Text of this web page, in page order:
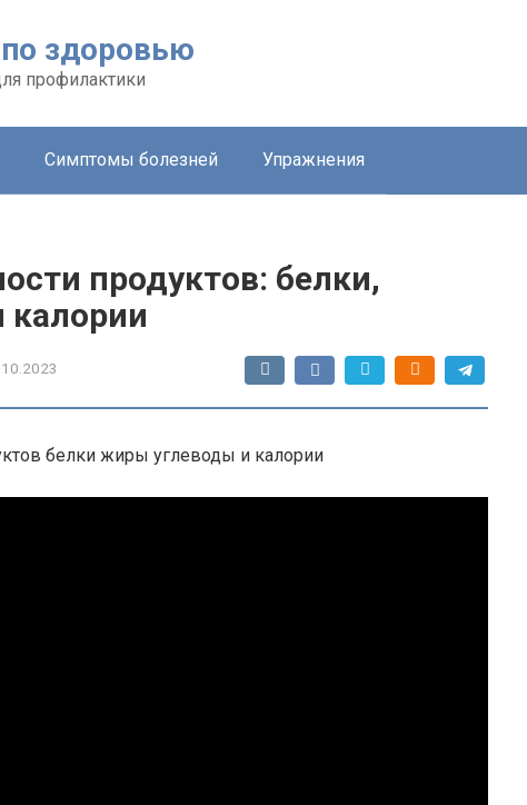
здоровью
профилактики
Симптомы болезней Упражнения
продуктов: белки,